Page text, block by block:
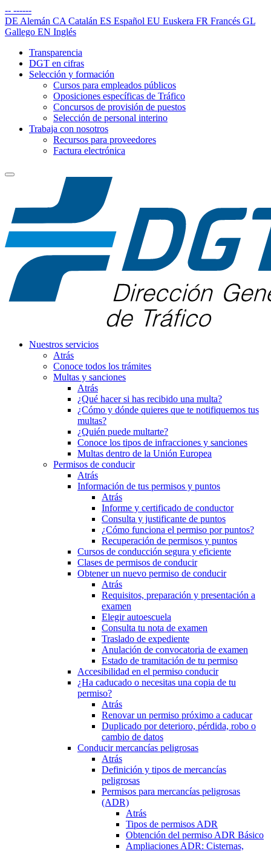
-- ------
DE Alemán CA Catalán ES Español EU Euskera FR Francés GL
Gallego EN Inglés
Transparencia
DGT en cifras
Selección y formación
Cursos para empleados públicos
Oposiciones específicas de Tráfico
Concursos de provisión de puestos
Selección de personal interino
Trabaja con nosotros
Recursos para proveedores
Factura electrónica
Nuestros servicios
Atrás
Conoce todos los trámites
Multas y sanciones
Atrás
¿Qué hacer si has recibido una multa?
¿Cómo y dónde quieres que te notifiquemos tus
multas?
¿Quién puede multarte?
Conoce los tipos de infracciones y sanciones
Multas dentro de la Unión Europea
Permisos de conducir
Atrás
Información de tus permisos y puntos
Atrás
Informe y certificado de conductor
Consulta y justificante de puntos
¿Cómo funciona el permiso por puntos?
Recuperación de permisos y puntos
Cursos de conducción segura y eficiente
Clases de permisos de conducir
Obtener un nuevo permiso de conducir
Atrás
Requisitos, preparación y presentación a
examen
Elegir autoescuela
Consulta tu nota de examen
Traslado de expediente
Anulación de convocatoria de examen
Estado de tramitación de tu permiso
Accesibilidad en el permiso conducir
¿Ha caducado o necesitas una copia de tu
permiso?
Atrás
Renovar un permiso próximo a caducar
Duplicado por deterioro, pérdida, robo o
cambio de datos
Conducir mercancías peligrosas
Atrás
Definición y tipos de mercancías
peligrosas
Permisos para mercancías peligrosas
(ADR)
Atrás
Tipos de permisos ADR
Obtención del permiso ADR Básico
Ampliaciones ADR: Cisternas,